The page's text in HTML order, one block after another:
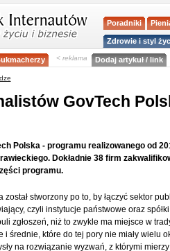
Poradniki
Zdrowie i styl
< reklama Dodaj artykuł / link
GovTech
Polska - programu realizowanego od
Dokładnie 38 firm
programu.
został stworzony po to, by łączyć sektor
czyli instytucje państwowe oraz
zgłoszeń, niż to zwykle ma miejsce w
i średnie, które do tej pory nie miały wielu
na rozwiązanie wyzwań, z którymi